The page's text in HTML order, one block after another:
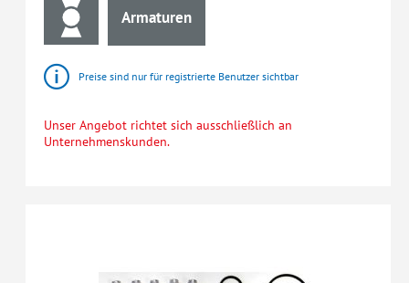
Armaturen
Preise sind nur für registrierte Benutzer sichtbar
Unser Angebot richtet sich ausschließlich an
Unternehmenskunden.